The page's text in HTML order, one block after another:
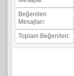
Beğenilen
Mesajları:
Toplam Beğenileri: